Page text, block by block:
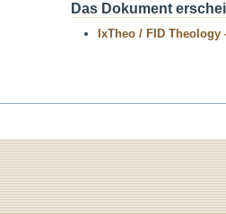
Das Dokument
IxTheo / FID Theology